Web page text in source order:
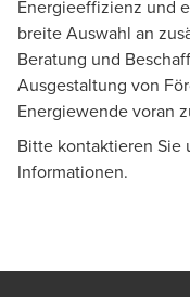
Energieeffizienz und
breite Auswahl an
Beratung und
Ausgestaltung von
Energiewende voran
Bitte kontaktieren Sie
Informationen.